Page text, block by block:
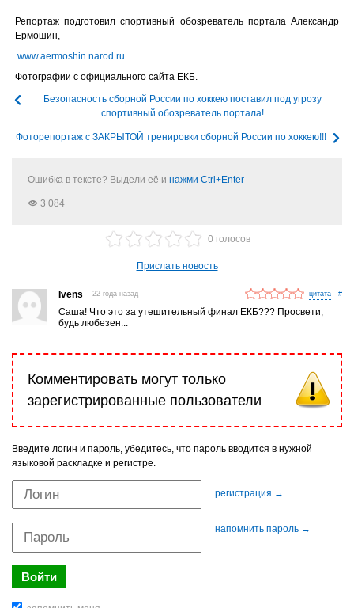
Репортаж подготовил спортивный обозреватель портала Александр
Ермошин,
www.aermoshin.narod.ru
Фотографии с официального сайта ЕКБ.
Безопасность сборной России по хоккею поставил под угрозу
спортивный обозреватель портала!
Фоторепортаж с ЗАКРЫТОЙ тренировки сборной России по хоккею!!!
Ошибка в тексте? Выдели её и нажми Ctrl+Enter
3 084
0 голосов
Прислать новость
Ivens 22 года назад #
Саша! Что это за утешительный финал ЕКБ??? Просвети,
будь любезен...
Комментировать могут только
зарегистрированные пользователи
Введите логин и пароль, убедитесь, что пароль вводится в нужной
языковой раскладке и регистре.
регистрация →
напомнить пароль →